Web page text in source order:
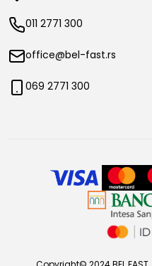
011 2771 300
office@bel-fast.rs
069 2771 300